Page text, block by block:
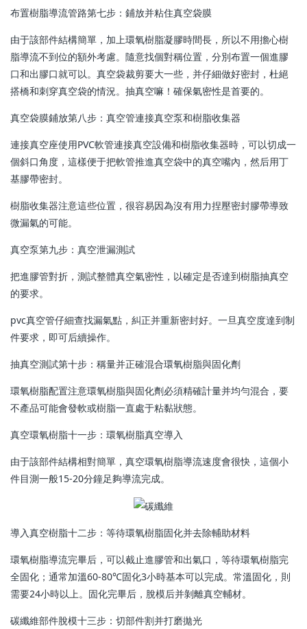
布置樹脂導流管路第七步：鋪放并粘住真空袋膜
由于該部件結構簡單，加上環氧樹脂凝膠時間長，所以不用擔心樹
脂導流不到位的額外考慮。隨意找個對稱位置，分別布置一個進膠
口和出膠口就可以。真空袋裁剪要大一些，并仔細做好密封，杜絕
搭橋和刺穿真空袋的情況。抽真空嘛！確保氣密性是首要的。
真空袋膜鋪放第八步：真空管連接真空泵和樹脂收集器
連接真空座使用PVC軟管連接真空設備和樹脂收集器時，可以切成一
個斜口角度，這樣便于把軟管推進真空袋中的真空嘴內，然后用丁
基膠帶密封。
樹脂收集器注意這些位置，很容易因為沒有用力捏壓密封膠帶導致
微漏氣的可能。
真空泵第九步：真空泄漏測試
把進膠管對折，測試整體真空氣密性，以確定是否達到樹脂抽真空
的要求。
pvc真空管仔細查找漏氣點，糾正并重新密封好。一旦真空度達到制
件要求，即可后續操作。
抽真空測試第十步：稱量并正確混合環氧樹脂與固化劑
環氧樹脂配置注意環氧樹脂與固化劑必須精確計量并均勻混合，要
不產品可能會發軟或樹脂一直處于粘黏狀態。
真空環氧樹脂十一步：環氧樹脂真空導入
由于該部件結構相對簡單，真空環氧樹脂導流速度會很快，這個小
件目測一般15-20分鐘足夠導流完成。
導入真空樹脂十二步：等待環氧樹脂固化并去除輔助材料
環氧樹脂導流完畢后，可以截止進膠管和出氣口，等待環氧樹脂完
全固化；通常加溫60-80℃固化3小時基本可以完成。常溫固化，則
需要24小時以上。固化完畢后，脫模后并剝離真空輔材。
碳纖維部件脫模十三步：切部件割并打磨拋光